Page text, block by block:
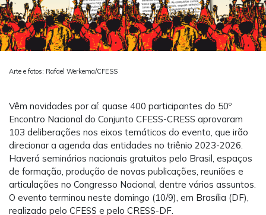
Arte e fotos: Rafael Werkema/CFESS
Vêm novidades por aí: quase 400 participantes do 50º
Encontro Nacional do Conjunto CFESS-CRESS aprovaram
103 deliberações nos eixos temáticos do evento, que irão
direcionar a agenda das entidades no triênio 2023-2026.
Haverá seminários nacionais gratuitos pelo Brasil, espaços
de formação, produção de novas publicações, reuniões e
articulações no Congresso Nacional, dentre vários assuntos.
O evento terminou neste domingo (10/9), em Brasília (DF),
realizado pelo CFESS e pelo CRESS-DF.